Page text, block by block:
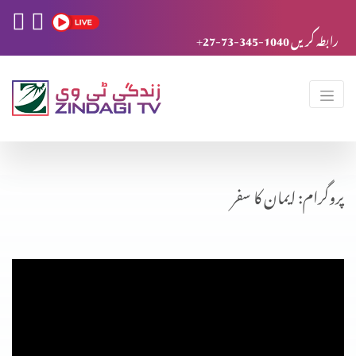
+27-73-345-1040 رابطہ کریں
پروگرام: ایمان کا سفر